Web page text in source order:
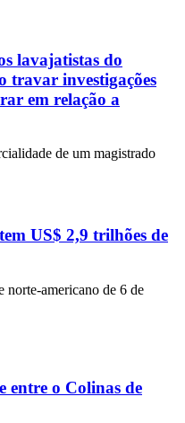
lavajatistas do
travar investigações
em relação a
de um magistrado
US$ 2,9 trilhões de
norte-americano de 6 de
entre o Colinas de